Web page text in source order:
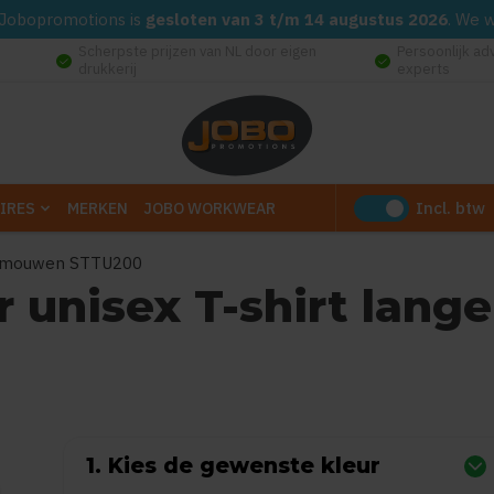
is gesloten van 3 t/m 14 augustus 2026. We
check_circle check_circle
MERKEN JOBO WORKWEAR Incl. btw
STTU200
unisex T-shirt
1. Kies de gewenste kleur